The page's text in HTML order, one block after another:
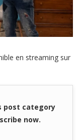
en streaming sur
post category
now.